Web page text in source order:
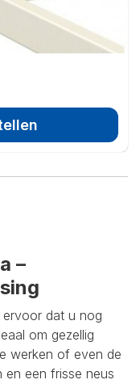
–
ervoor dat u nog
om gezellig
werken of even de
een frisse neus